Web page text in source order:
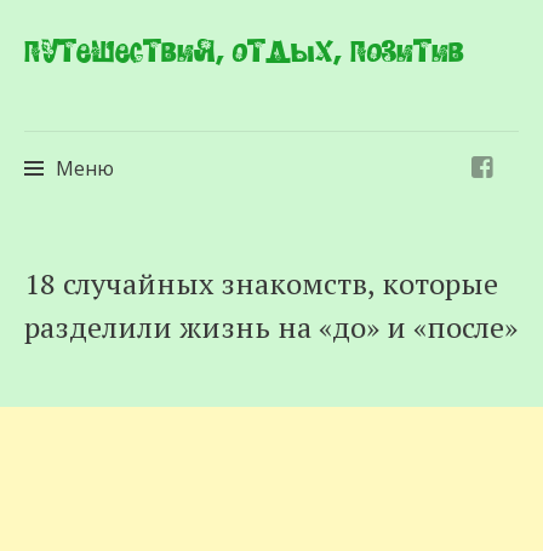
Путешествия, отдых, позитив
Меню
к
содержимому
18 случайных знакомств, которые
разделили жизнь на «до» и «после»